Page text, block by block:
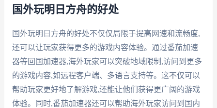
国外玩明日方舟的好处
国外玩明日方舟的好处不仅仅局限于提高网速和流畅度,
还可以让玩家获得更多的游戏内容体验。通过番茄加速
器等回国加速器,海外玩家可以突破地域限制,访问到更多
的游戏内容,如远程客户端、多语言支持等。这不仅可以
帮助玩家更好地了解游戏,还能让他们获得更广阔的游戏
体验。同时,番茄加速器还可以帮助海外玩家访问到国内